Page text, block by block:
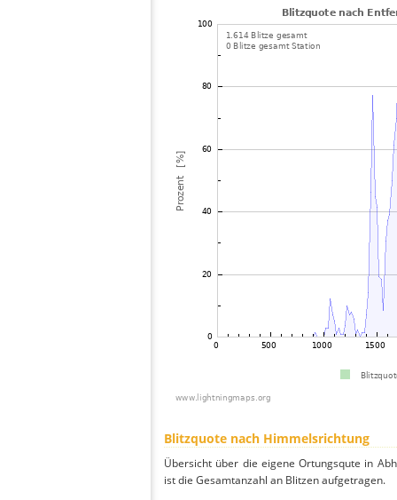
Blitzquote nach Himmelsrichtung
Übersicht über die eigene Ortungsqute in
ist die Gesamtanzahl an Blitzen aufgetragen.